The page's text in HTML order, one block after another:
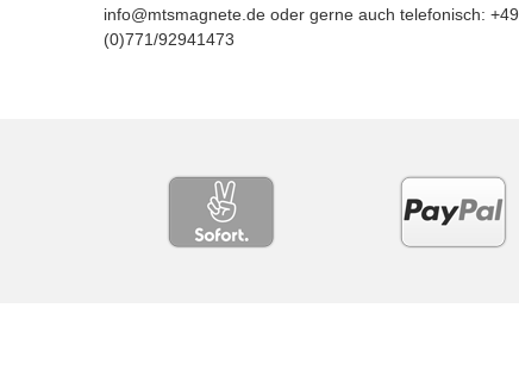
info@mtsmagnete.de oder gerne auch telefonisch: +49
(0)771/92941473